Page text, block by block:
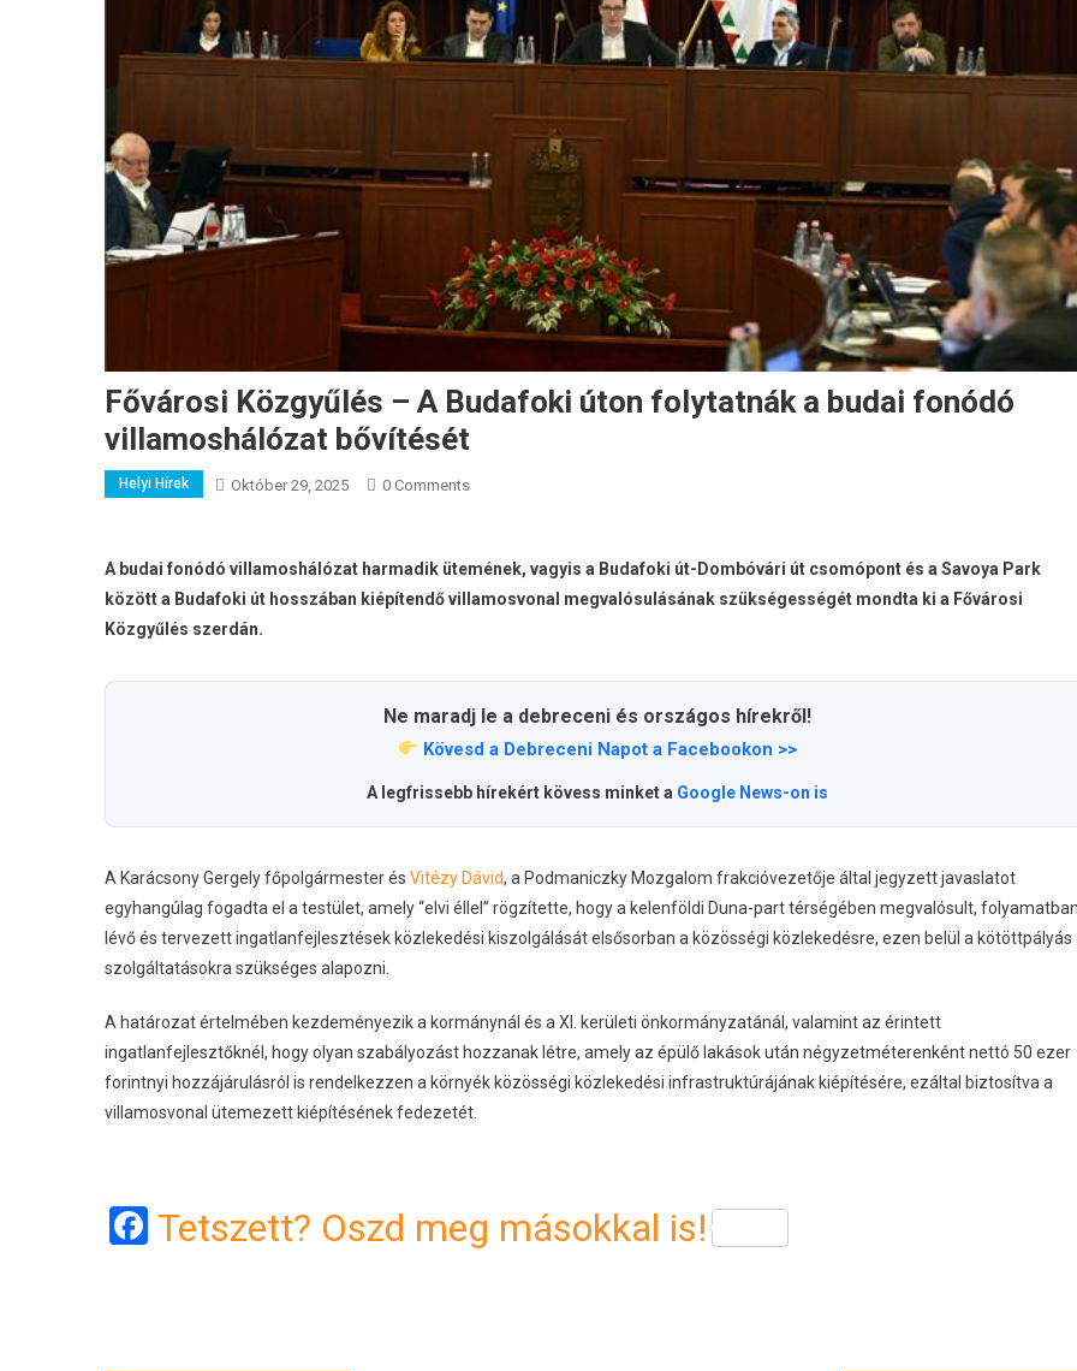
Fővárosi Közgyűlés – A Budafoki úton folytatnák a budai fonódó
villamoshálózat bővítését
Helyi Hírek Október 29, 2025 0 Comments
A budai fonódó villamoshálózat harmadik ütemének, vagyis a Budafoki út-Dombóvári út csomópont és a Savoya Park
között a Budafoki út hosszában kiépítendő villamosvonal megvalósulásának szükségességét mondta ki a Fővárosi
Közgyűlés szerdán.
Ne maradj le a debreceni és országos hírekről!
Kövesd a Debreceni Napot a Facebookon >>
A legfrissebb hírekért kövess minket a Google News-on is
A Karácsony Gergely főpolgármester és Vitézy Dávid, a Podmaniczky Mozgalom frakcióvezetője által jegyzett javaslatot
egyhangúlag fogadta el a testület, amely “elvi éllel” rögzítette, hogy a kelenföldi Duna-part térségében megvalósult,
lévő és tervezett ingatlanfejlesztések közlekedési kiszolgálását elsősorban a közösségi közlekedésre, ezen belül a kötöttpályás
szolgáltatásokra szükséges alapozni.
A határozat értelmében kezdeményezik a kormánynál és a XI. kerületi önkormányzatánál, valamint az érintett
ingatlanfejlesztőknél, hogy olyan szabályozást hozzanak létre, amely az épülő lakások után négyzetméterenként nettó 50 ezer
forintnyi hozzájárulásról is rendelkezzen a környék közösségi közlekedési infrastruktúrájának kiépítésére, ezáltal biztosítva a
villamosvonal ütemezett kiépítésének fedezetét.
Facebook
Tetszett? Oszd meg másokkal is!